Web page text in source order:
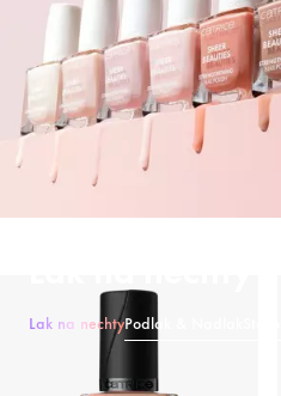
Lak na nechtyPodlak & Nadlak